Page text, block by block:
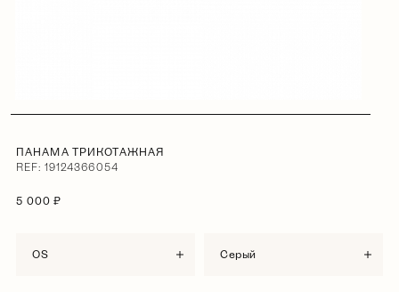
ПАНАМА ТРИКОТАЖНАЯ
REF: 19124366054
5 000 ₽
OS серый